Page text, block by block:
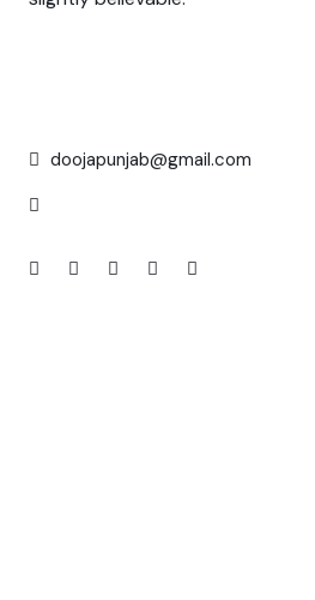
doojapunjab@gmail.com